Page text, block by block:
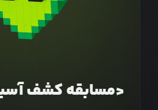
<مسابقه کشف